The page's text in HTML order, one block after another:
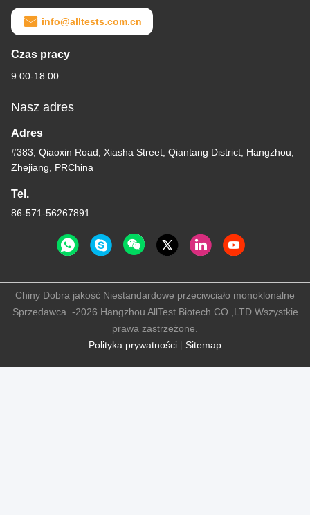
info@alltests.com.cn
Czas pracy
9:00-18:00
Nasz adres
Adres
#383, Qiaoxin Road, Xiasha Street, Qiantang District, Hangzhou,
Zhejiang, PRChina
Tel.
86-571-56267891
Polityka prywatności | Sitemap
Chiny Dobra jakość Niestandardowe przeciwciało monoklonalne
Sprzedawca. -2026 Hangzhou AllTest Biotech CO.,LTD Wszystkie
prawa zastrzeżone.